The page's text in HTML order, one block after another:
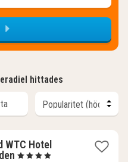
hittades
WTC Hotel
1
, 4 Stjärnor